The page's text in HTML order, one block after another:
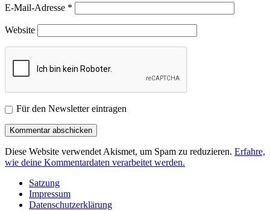
E-Mail-Adresse *
Website
Für den Newsletter eintragen
Diese Website verwendet Akismet, um Spam zu reduzieren. Erfahre,
wie deine Kommentardaten verarbeitet werden.
Satzung
Impressum
Datenschutzerklärung